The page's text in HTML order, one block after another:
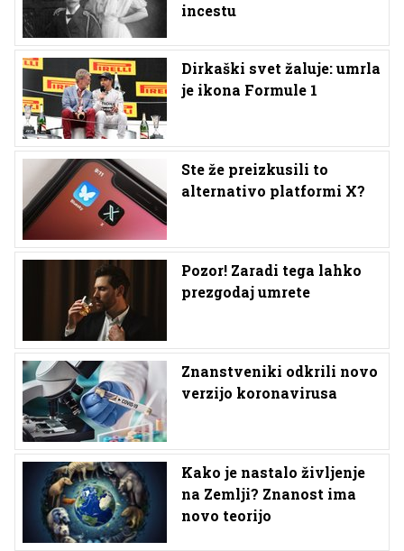
incestu
Dirkaški svet žaluje: umrla
je ikona Formule 1
Ste že preizkusili to
alternativo platformi X?
Pozor! Zaradi tega lahko
prezgodaj umrete
Znanstveniki odkrili novo
verzijo koronavirusa
Kako je nastalo življenje
na Zemlji? Znanost ima
novo teorijo